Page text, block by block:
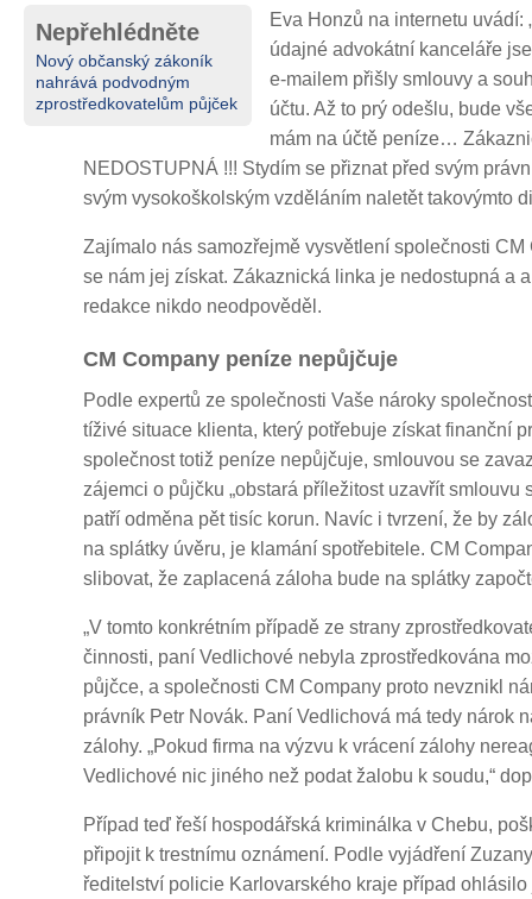
Nepřehlédněte
Nový občanský zákoník
nahrává podvodným
zprostředkovatelům půjček
Eva Honzů na internetu uvádí:
údajné advokátní kanceláře
e-mailem přišly smlouvy a
účtu. Až to prý odešlu, bude
mám na účtě peníze…
NEDOSTUPNÁ !!! Stydím se přiznat před svým
svým vysokoškolským vzděláním naletět takovýmto
Zajímalo nás samozřejmě vysvětlení společnosti
se nám jej získat. Zákaznická linka je nedostupná a
redakce nikdo neodpověděl.
CM Company peníze nepůjčuje
Podle expertů ze společnosti Vaše nároky
tíživé situace klienta, který potřebuje získat finanční
společnost totiž peníze nepůjčuje, smlouvou se
zájemci o půjčku „obstará příležitost uzavřít smlouvu
patří odměna pět tisíc korun. Navíc i tvrzení, že by
na splátky úvěru, je klamání spotřebitele. CM
slibovat, že zaplacená záloha bude na splátky
„V tomto konkrétním případě ze strany
činnosti, paní Vedlichové nebyla zprostředkována
půjčce, a společnosti CM Company proto nevznikl
právník Petr Novák. Paní Vedlichová má tedy nárok
zálohy. „Pokud firma na výzvu k vrácení zálohy
Vedlichové nic jiného než podat žalobu k soudu,“
Případ teď řeší hospodářská kriminálka v Chebu,
připojit k trestnímu oznámení. Podle vyjádření
ředitelství policie Karlovarského kraje případ